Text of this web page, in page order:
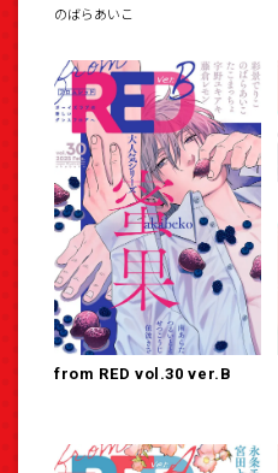
のばらあいこ
from RED vol.30 ver.B